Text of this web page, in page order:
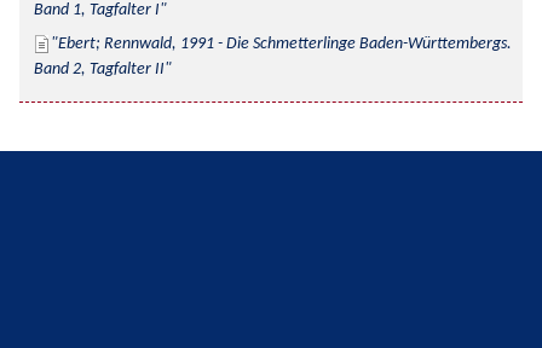
Band 1, Tagfalter I
Ebert; Rennwald, 1991 - Die Schmetterlinge Baden-Württembergs.
Band 2, Tagfalter II